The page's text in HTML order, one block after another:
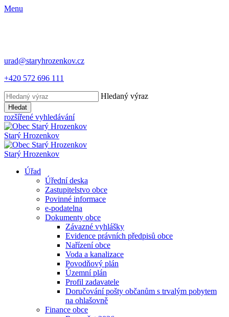
Menu
urad@staryhrozenkov.cz
+420 572 696 111
Hledaný výraz
Hledat
rozšířené vyhledávání
Starý Hrozenkov
Starý Hrozenkov
Úřad
Úřední deska
Zastupitelstvo obce
Povinné informace
e-podatelna
Dokumenty obce
Závazné vyhlášky
Evidence právních předpisů obce
Nařízení obce
Voda a kanalizace
Povodňový plán
Územní plán
Profil zadavatele
Doručování pošty občanům s trvalým pobytem
na ohlašovně
Finance obce